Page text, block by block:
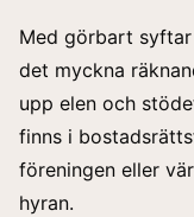
Med görbart
det myckna
upp elen och
finns i
föreningen eller
hyran.